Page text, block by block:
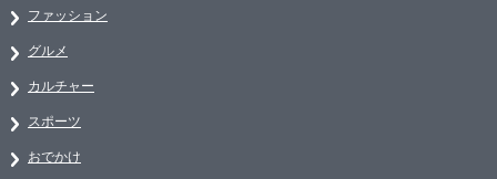
ファッション
グルメ
カルチャー
スポーツ
おでかけ